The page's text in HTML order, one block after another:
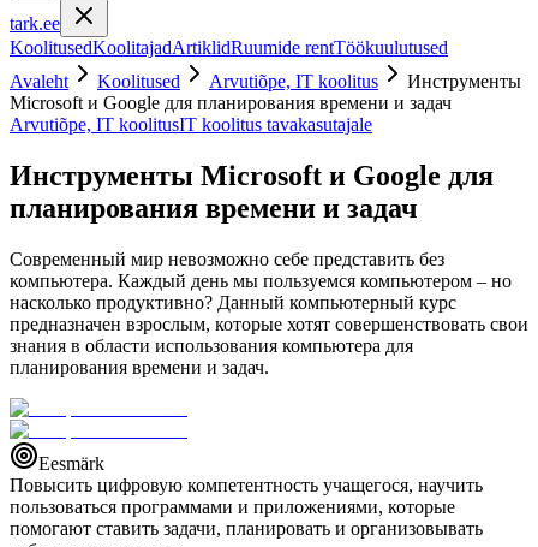
tark.ee
KoolitusedKoolitajadArtiklidRuumide rentTöökuulutused
Avaleht
Koolitused Arvutiõpe, IT koolitus
Инструменты
Microsoft и Google для планирования времени и задач
Arvutiõpe, IT koolitusIT koolitus tavakasutajale
Инструменты Microsoft и Google для
планирования времени и задач
Современный мир невозможно себе представить без
компьютера. Каждый день мы пользуемся компьютером – но
насколько продуктивно? Данный компьютерный курс
предназначен взрослым, которые хотят совершенствовать свои
знания в области использования компьютера для
планирования времени и задач.
Eesmärk
Повысить цифровую компетентность учащегося, научить
пользоваться программами и приложениями, которые
помогают ставить задачи, планировать и организовывать